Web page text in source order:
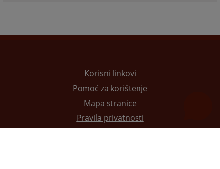
Korisni linkovi
Pomoć za korištenje
Mapa stranice
Pravila privatnosti